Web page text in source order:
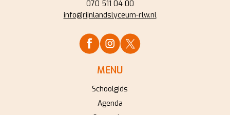
070 511 04 00
info@rijnlandslyceum-rlw.nl
MENU
Schoolgids
Agenda